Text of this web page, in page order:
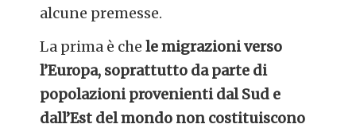
alcune premesse.
La prima è chele migrazioni verso
l’Europa, soprattutto da parte di
popolazioni provenienti dal Sud e
dall’Est del mondo non costituiscono